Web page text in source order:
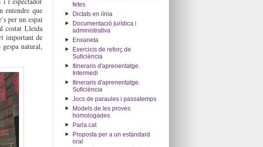
entendre que
per un espai
costat Lleida
important de
natural,
fetes
Dictats en línia
Documentació jurídica i
administrativa
Enxaneta
Exercicis de reforç de
Suficiència
Itineraris d'aprenentatge.
Intermedi
Itineraris d'aprenentatge.
Suficiència
Jocs de paraules i passatemps
Models de les proves
homologades
Parla.cat
Proposta per a un estàndard
oral